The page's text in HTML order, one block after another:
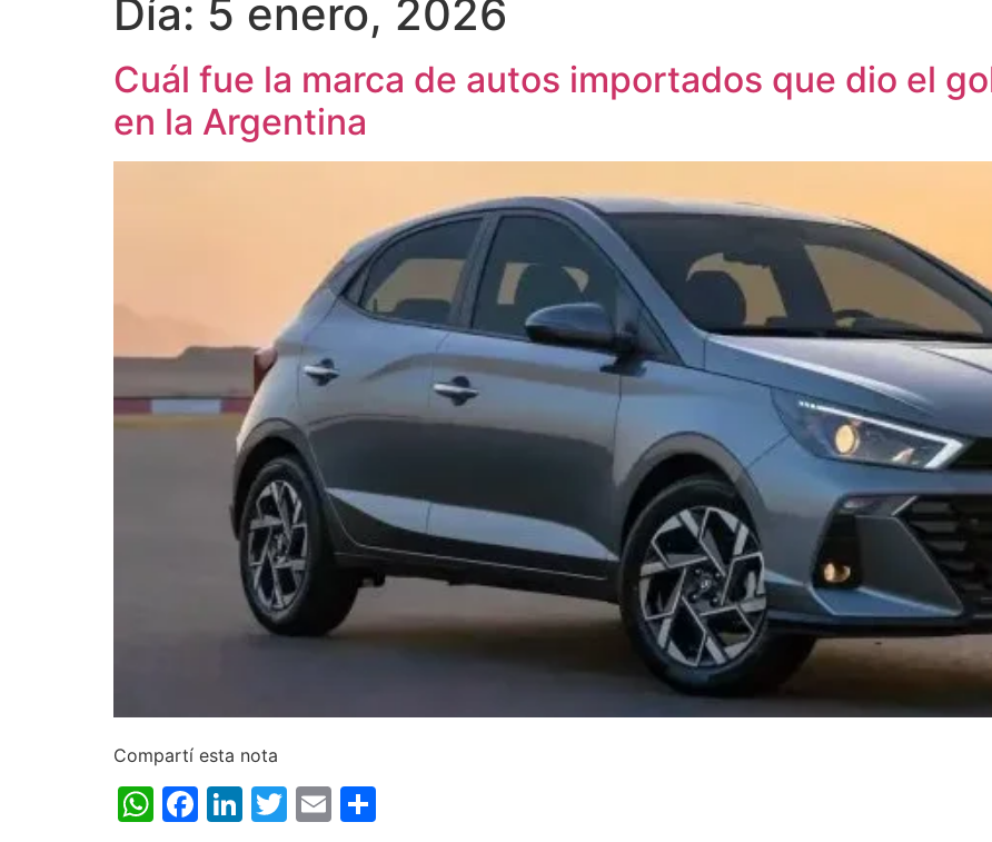
Día: 5 enero, 2026
Cuál fue la marca de autos importados que dio el
en la Argentina
Compartí esta nota
WhatsApp
Facebook
LinkedIn
Twitter
Email